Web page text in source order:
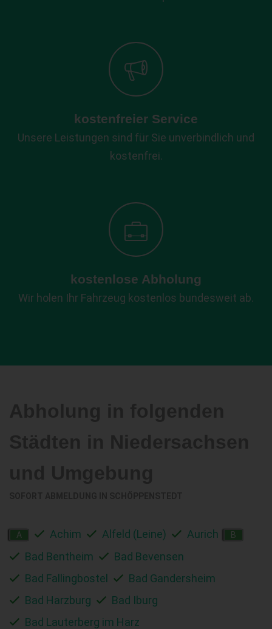
kostenfreier Service
Unsere Leistungen sind für Sie unverbindlich und
kostenfrei.
kostenlose Abholung
Wir holen Ihr Fahrzeug kostenlos bundesweit ab.
A Achim Alfeld (Leine) Aurich B
Bad Bentheim
Bad Bevensen
Bad Fallingbostel
Bad Gandersheim
Bad Harzburg
Bad Iburg
Bad Lauterberg im Harz